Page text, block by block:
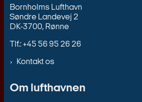
Bornholms Lufthavn
Søndre Landevej 2
DK-3700, Rønne
Tlf.: +45 56 95 26 26
Kontakt os
Om lufthavnen